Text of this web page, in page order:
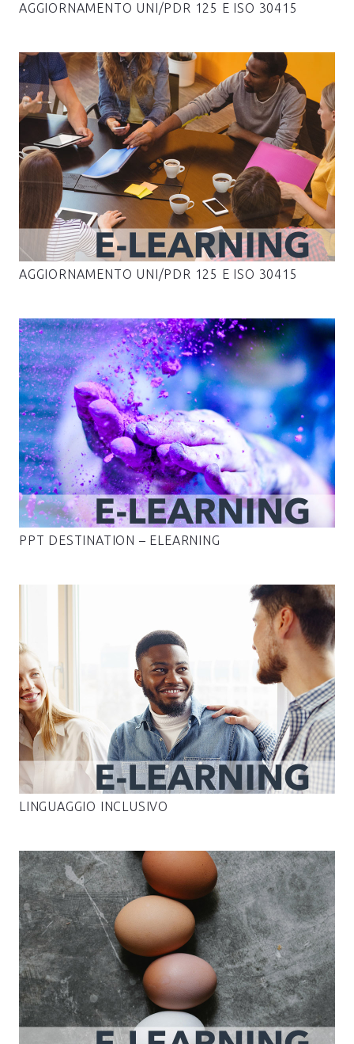
AGGIORNAMENTO UNI/PDR 125 E ISO 30415
AGGIORNAMENTO UNI/PDR 125 E ISO 30415
PPT DESTINATION – ELEARNING
LINGUAGGIO INCLUSIVO